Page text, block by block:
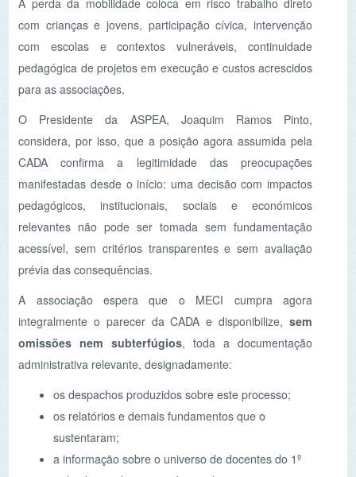
acessível, sem critérios transparentes e sem avaliação
prévia das consequências.
A associação espera que o MECI cumpra agora
integralmente o parecer da CADA e disponibilize,sem
omissões nem subterfúgios
administrativa relevante, designadamente:
os despachos produzidos sobre este processo;
os relatórios e demais fundamentos que o
sustentaram;
a informação sobre o universo de docentes do 1º
ciclo abrangidos e não abrangidos;
os eventuais pareceres e comunicações trocadas
com agrupamentos e escolas.
A ASPEA recorda que os processos judiciais relativos às
providências cautelares continuam a aguardar decisão
motivo, supostamente, só posteriormente foram pedidos
elementos aos diretores dos agrupamentos, quando essa
auscultação deveria, em rigor, ter antecedido qualquer
decisão administrativa com efeitos tão gravosos.